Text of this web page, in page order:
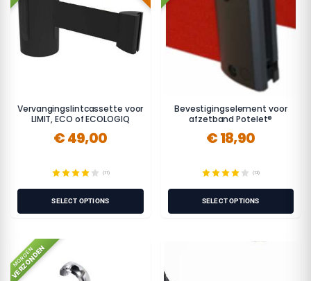
Vervangingslintcassette voor
LIMIT, ECO of ECOLOGIQ
€ 49,00
(11)
SELECT OPTIONS
Bevestigingselement voor
afzetband Potelet®
€ 18,90
(13)
SELECT OPTIONS
MORGEN
VERZONDEN